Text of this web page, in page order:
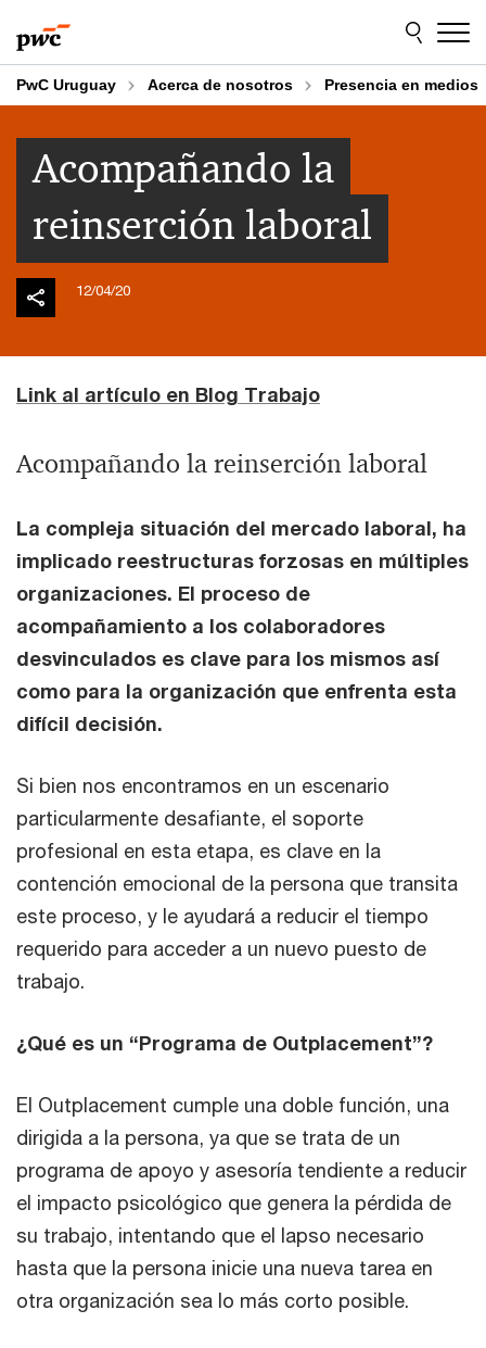
to
content
to
footer
PwC Uruguay Acerca de nosotros Presencia en medios
Acompañando la
reinserción laboral
12/04/20
Link al artículo en Blog Trabajo
Acompañando la reinserción laboral
La compleja situación del mercado laboral, ha
implicado reestructuras forzosas en múltiples
organizaciones. El proceso de
acompañamiento a los colaboradores
desvinculados es clave para los mismos así
como para la organización que enfrenta esta
difícil decisión.
Si bien nos encontramos en un escenario
particularmente desafiante, el soporte
profesional en esta etapa, es clave en la
contención emocional de la persona que transita
este proceso, y le ayudará a reducir el tiempo
requerido para acceder a un nuevo puesto de
trabajo.
¿Qué es un “Programa de Outplacement”?
El Outplacement cumple una doble función, una
dirigida a la persona, ya que se trata de un
programa de apoyo y asesoría tendiente a reducir
el impacto psicológico que genera la pérdida de
su trabajo, intentando que el lapso necesario
hasta que la persona inicie una nueva tarea en
otra organización sea lo más corto posible.